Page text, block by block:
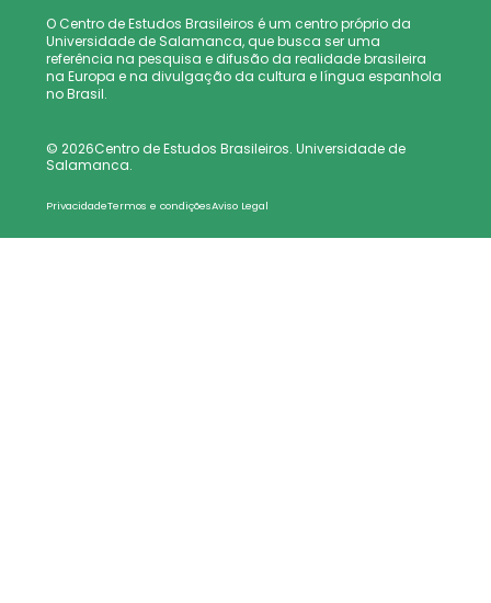
O Centro de Estudos Brasileiros é um centro próprio da
Universidade de Salamanca, que busca ser uma
referência na pesquisa e difusão da realidade brasileira
na Europa e na divulgação da cultura e língua espanhola
no Brasil.
© 2026Centro de Estudos Brasileiros. Universidade de
Salamanca.
PrivacidadeTermos e condiçõesAviso Legal